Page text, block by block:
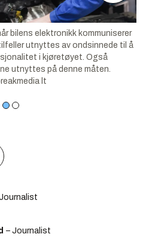
bilens elektronikk kommuniserer
utnyttes av ondsinnede til å
i kjøretøyet. Også
utnyttes på denne måten.
lt
– Journalist